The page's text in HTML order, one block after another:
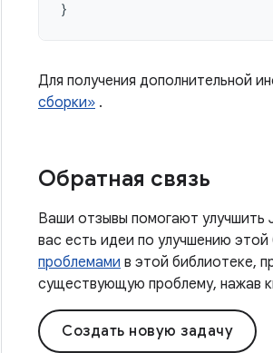
}
Для получения дополнительной
сборки» .
Обратная связь
Ваши отзывы помогают
вас есть идеи по улучшению
проблемами в этой библиотеке,
существующую проблему, нажав
Создать новую задачу